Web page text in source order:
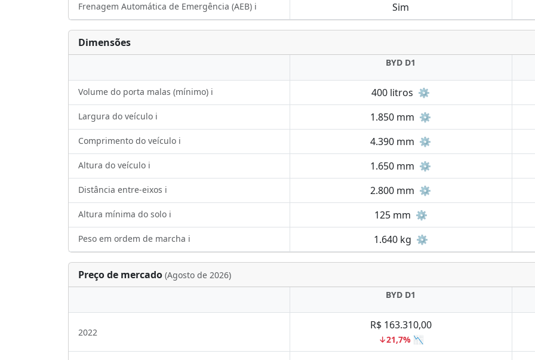
Frenagem Automática de Emergência (AEB) ℹ️ Sim
Dimensões
BYD D1
Volume do porta malas (mínimo) ℹ️
400 litros ⚙️
Largura do veículo ℹ️ 1.850 mm ⚙️
Comprimento do veículo ℹ️ 4.390 mm ⚙️
Altura do veículo ℹ️ 1.650 mm ⚙️
Distância entre-eixos ℹ️ 2.800 mm ⚙️
Altura mínima do solo ℹ️ 125 mm ⚙️
Peso em ordem de marcha ℹ️ 1.640 kg ⚙️
Preço de mercado (Agosto de 2026)
BYD D1
2022
R$ 163.310,00
↓21,7% 📉